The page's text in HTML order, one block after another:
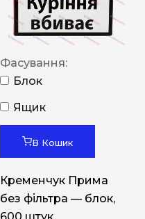
Фасування:
Блок
Ящик
В Кошик
Кременчук Прима
без фільтра — блок,